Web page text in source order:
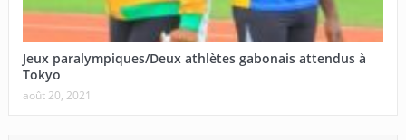
Jeux paralympiques/Deux athlètes gabonais attendus à
Tokyo
août 20, 2021